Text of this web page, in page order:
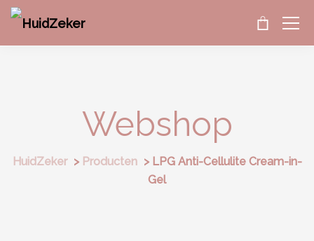
Webshop
HuidZeker > Producten > LPG Anti-Cellulite Cream-in-
Gel